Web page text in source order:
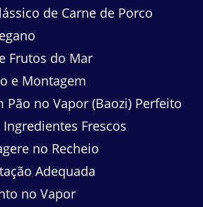
de Carne de Porco
Frutos do Mar
e Montagem
Pão no Vapor (Baozi) Perfeito
Ingredientes Frescos
no Recheio
Adequada
no Vapor